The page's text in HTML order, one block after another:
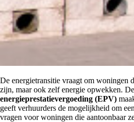
De energietransitie vraagt om woningen
zijn, maar ook zelf energie opwekken. De
energieprestatievergoeding (EPV)
geeft verhuurders de mogelijkheid om
vragen voor woningen die aantoonbaar